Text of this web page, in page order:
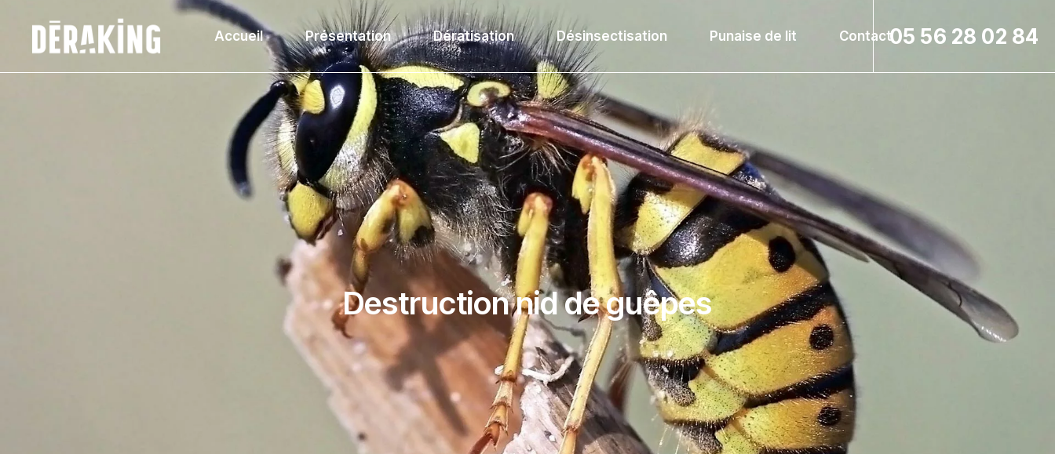
Accueil Présentation Dératisation Désinsectisation Punaise de lit Contact05 56 28 02 84
Destruction nid de guêpes